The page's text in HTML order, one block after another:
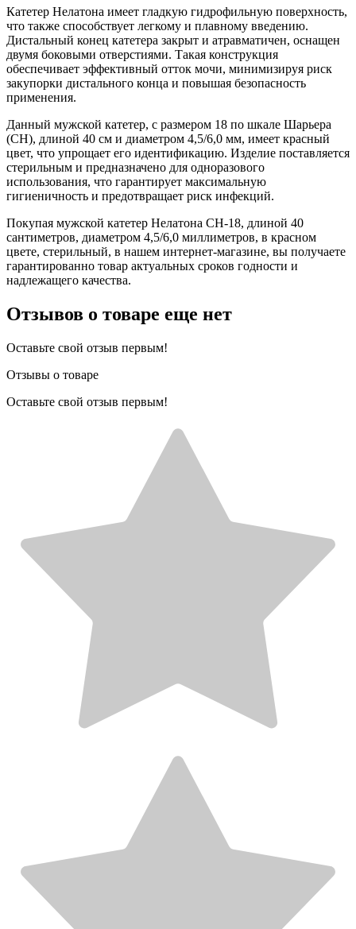
Катетер Нелатона имеет гладкую гидрофильную поверхность,
что также способствует легкому и плавному введению.
Дистальный конец катетера закрыт и атравматичен, оснащен
двумя боковыми отверстиями. Такая конструкция
обеспечивает эффективный отток мочи, минимизируя риск
закупорки дистального конца и повышая безопасность
применения.
Данный мужской катетер, с размером 18 по шкале Шарьера
(CH), длиной 40 см и диаметром 4,5/6,0 мм, имеет красный
цвет, что упрощает его идентификацию. Изделие поставляется
стерильным и предназначено для одноразового
использования, что гарантирует максимальную
гигиеничность и предотвращает риск инфекций.
Покупая мужской катетер Нелатона CH-18, длиной 40
сантиметров, диаметром 4,5/6,0 миллиметров, в красном
цвете, стерильный, в нашем интернет-магазине, вы получаете
гарантированно товар актуальных сроков годности и
надлежащего качества.
Отзывов о товаре еще нет
Оставьте свой отзыв первым!
Отзывы о товаре
Оставьте свой отзыв первым!